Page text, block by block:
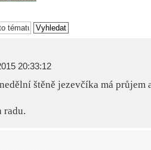
20:33:12
štěně jezevčíka má průjem
radu.